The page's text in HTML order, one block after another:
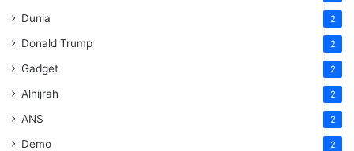
Dunia 2
Donald Trump 2
Gadget 2
Alhijrah 2
ANS 2
Demo 2